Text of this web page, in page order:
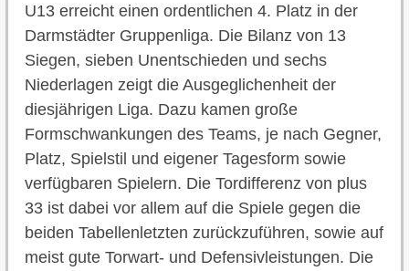
U13 erreicht einen ordentlichen 4. Platz in der
Darmstädter Gruppenliga. Die Bilanz von 13
Siegen, sieben Unentschieden und sechs
Niederlagen zeigt die Ausgeglichenheit der
diesjährigen Liga. Dazu kamen große
Formschwankungen des Teams, je nach Gegner,
Platz, Spielstil und eigener Tagesform sowie
verfügbaren Spielern. Die Tordifferenz von plus
33 ist dabei vor allem auf die Spiele gegen die
beiden Tabellenletzten zurückzuführen, sowie auf
meist gute Torwart- und Defensivleistungen. Die